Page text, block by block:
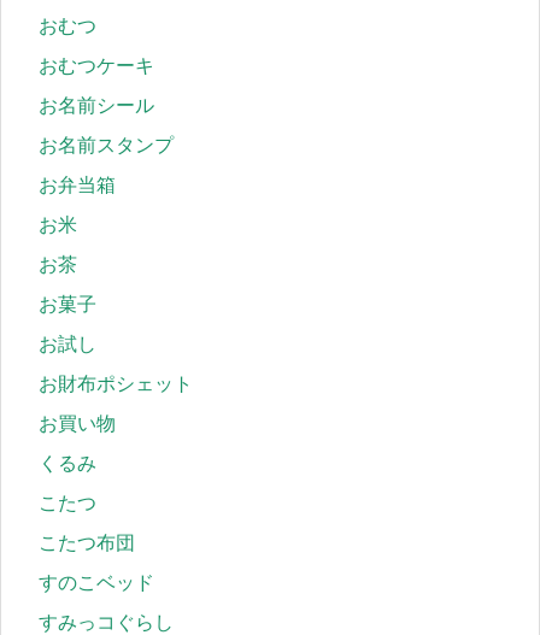
おむつ
おむつケーキ
お名前シール
お名前スタンプ
お弁当箱
お米
お茶
お菓子
お試し
お財布ポシェット
お買い物
くるみ
こたつ
こたつ布団
すのこベッド
すみっコぐらし